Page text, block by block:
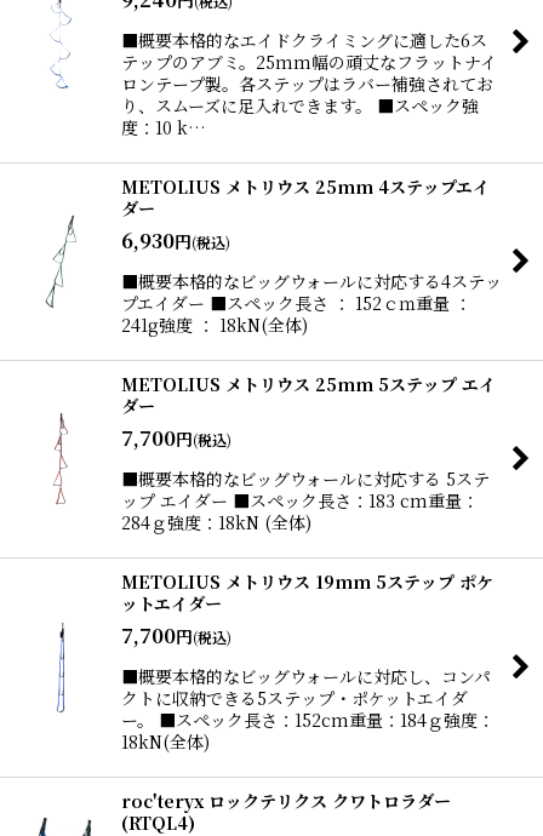
■概要本格的なエイドクライミングに適した6ス
テップのアブミ。25mm幅の頑丈なフラットナイ
ロンテープ製。各ステップはラバー補強されてお
り、スムーズに足入れできます。 ■スペック強
度：10 k…
METOLIUS メトリウス 25mm 4ステップエイ
ダー
6,930円(税込)
■概要本格的なビッグウォールに対応する4ステッ
プエイダー ■スペック長さ ： 152ｃｍ重量 ：
241g強度 ： 18kN(全体)
METOLIUS メトリウス 25mm 5ステップ エイ
ダー
7,700円(税込)
■概要本格的なビッグウォールに対応する 5ステ
ップ エイダー ■スペック長さ：183 cm重量：
284ｇ強度：18kN (全体)
METOLIUS メトリウス 19mm 5ステップ ポケ
ットエイダー
7,700円(税込)
■概要本格的なビッグウォールに対応し、コンパ
クトに収納できる5ステップ・ポケットエイダ
ー。 ■スペック長さ：152cm重量：184ｇ強度：
18kN(全体)
roc'teryx ロックテリクス クワトロラダー
(RTQL4)